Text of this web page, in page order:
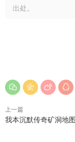
出处。
上一篇
我本沉默传奇矿洞地